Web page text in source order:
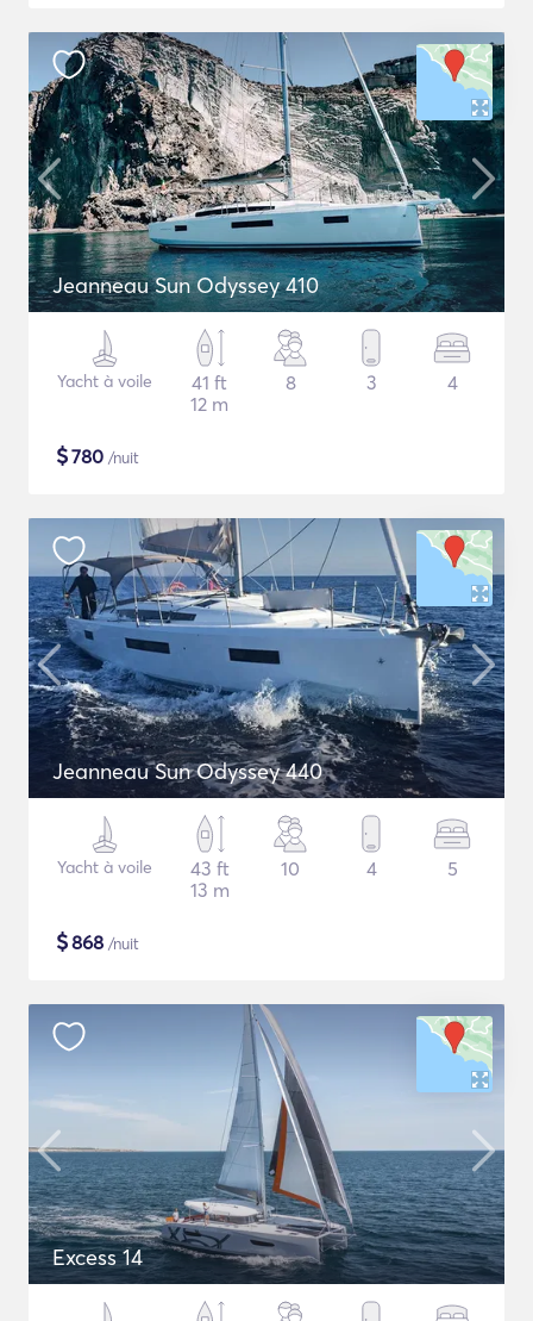
Jeanneau Sun Odyssey 410
Yacht à voile
41 ft
12 m
8 3 4
$780 /nuit
Jeanneau Sun Odyssey 440
Yacht à voile
43 ft
13 m
10 4 5
$868 /nuit
Excess 14